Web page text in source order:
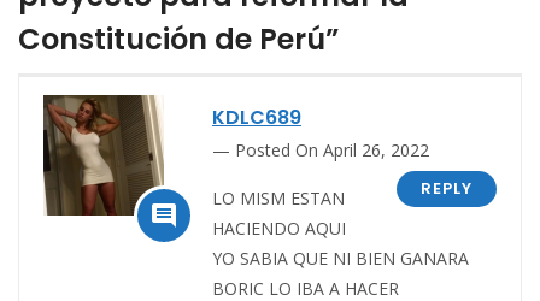
Constitución de Perú”

KDLC689
Posted On April 26, 2022
REPLY
LO MISM ESTAN
HACIENDO AQUI
YO SABIA QUE NI BIEN GANARA
BORIC LO IBA A HACER